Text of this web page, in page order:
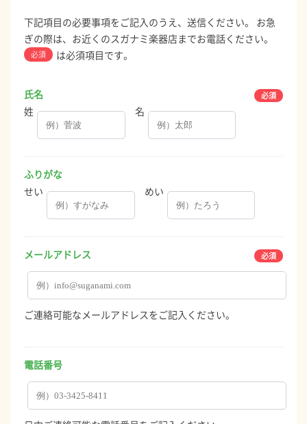
下記項目の必要事項をご記入のうえ、送信ください。 お急
ぎの際は、お近くのスガナミ楽器店までお電話ください。
必須 は必須項目です。
氏名
姓
名
ふりがな
せい
めい
メールアドレス
ご連絡可能なメールアドレスをご記入ください。
電話番号